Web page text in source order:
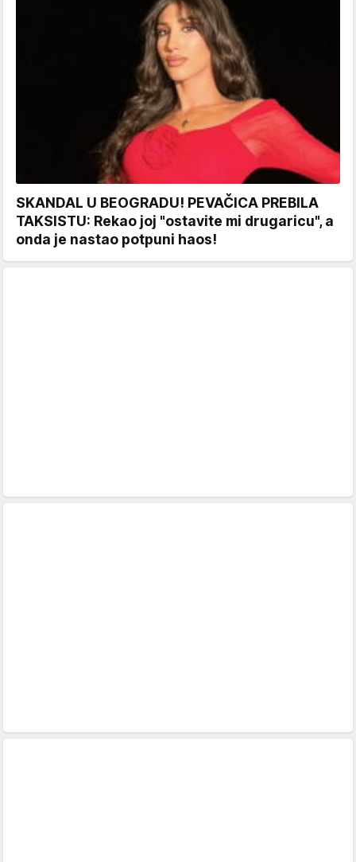
SKANDAL U BEOGRADU! PEVAČICA PREBILA
TAKSISTU: Rekao joj "ostavite mi drugaricu", a
onda je nastao potpuni haos!